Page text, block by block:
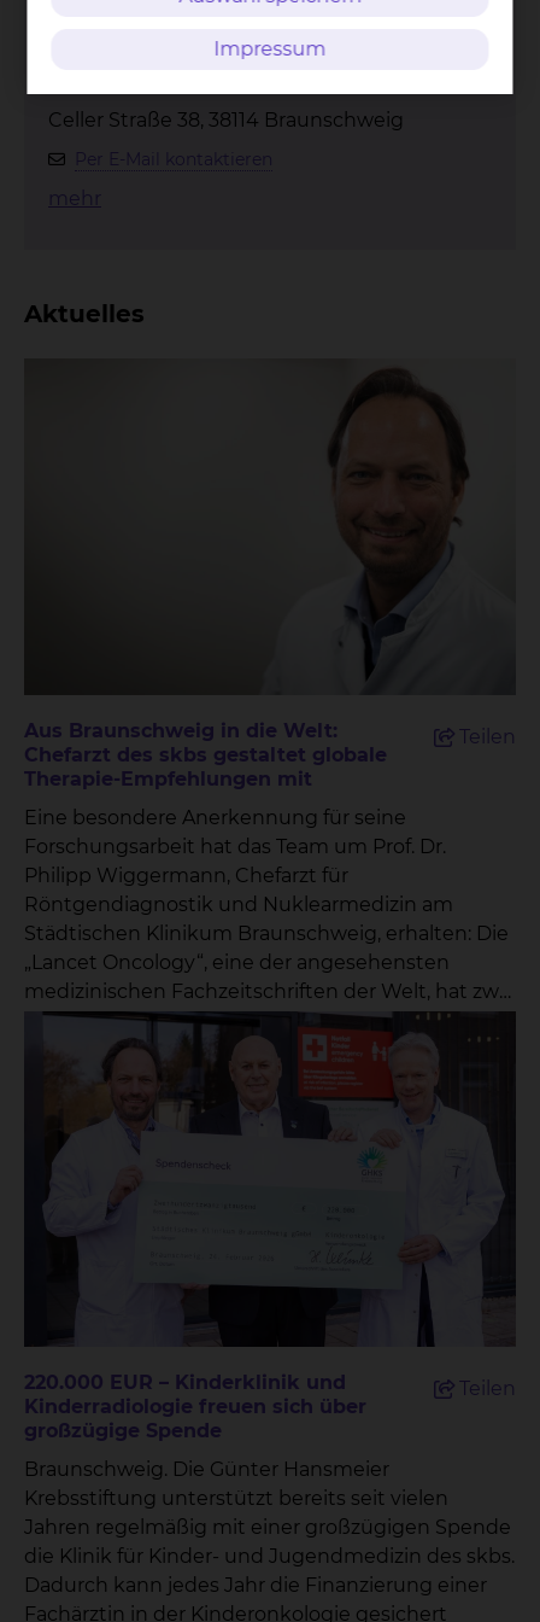
Celler Straße 38, 38114 Braunschweig
Per E-Mail kontaktieren
mehr
Aktuelles
Aus Braunschweig in die Welt:
Chefarzt des skbs gestaltet globale
Therapie-Empfehlungen mit
Teilen
Eine besondere Anerkennung für seine
Forschungsarbeit hat das Team um Prof. Dr.
Philipp Wiggermann, Chefarzt für
Röntgendiagnostik und Nuklearmedizin am
Städtischen Klinikum Braunschweig, erhalten: Die
„Lancet Oncology“, eine der angesehensten
medizinischen Fachzeitschriften der Welt, hat zwei
Artikel veröffentlicht, in denen die Mediziner als
Co-Autoren mitgewirkt haben.
220.000 EUR – Kinderklinik und
Kinderradiologie freuen sich über
großzügige Spende
Teilen
Braunschweig. Die Günter Hansmeier
Krebsstiftung unterstützt bereits seit vielen
Jahren regelmäßig mit einer großzügigen Spende
die Klinik für Kinder- und Jugendmedizin des skbs.
Dadurch kann jedes Jahr die Finanzierung einer
Fachärztin in der Kinderonkologie gesichert
Impressum